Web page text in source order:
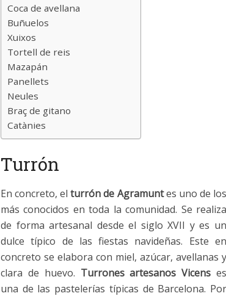
Coca de avellana
Buñuelos
Xuixos
Tortell de reis
Mazapán
Panellets
Neules
Braç de gitano
Catànies
Turrón
En concreto, elturrón de Agramuntes uno de los
más conocidos en toda la comunidad. Se realiza
de forma artesanal desde el siglo XVII y es un
dulce típico de las fiestas navideñas. Este en
concreto se elabora con miel, azúcar, avellanas y
clara de huevo. Turrones artesanos Vicens es
una de las pastelerías típicas de Barcelona. Por